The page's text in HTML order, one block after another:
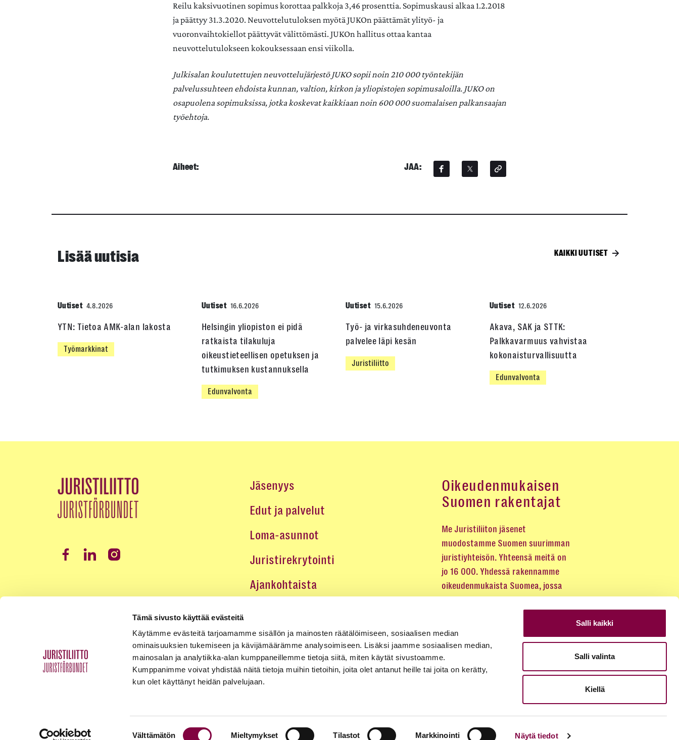
Tämä sivusto käyttää evästeitä
Käytämme evästeitä tarjoamamme sisällön ja mainosten räätälöimiseen, sosiaalisen median
ominaisuuksien tukemiseen ja kävijämäärämme analysoimiseen. Lisäksi jaamme sosiaalisen median,
mainosalan ja analytiikka-alan kumppaneillemme tietoja siitä, miten käytät sivustoamme.
Kumppanimme voivat yhdistää näitä tietoja muihin tietoihin, joita olet antanut heille tai joita on kerätty,
kun olet käyttänyt heidän palvelujaan.
Välttämätön Mieltymykset Tilastot Markkinointi Näytä tiedot
Salli kaikki
Salli valinta
Kiellä
Reilu kaksivuotinen sopimus korottaa palkkoja 3,46 prosenttia. Sopimuskausi alkaa 1.2.2018
ja päättyy 31.3.2020. Neuvottelutuloksen myötä JUKOn päättämät ylityö- ja
vuoronvaihtokiellot päättyvät välittömästi. JUKOn hallitus ottaa kantaa
neuvottelutulokseen kokouksessaan ensi viikolla.
Julkisalan koulutettujen neuvottelujärjestö JUKO sopii noin 210 000 työntekijän
palvelussuhteen ehdoista kunnan, valtion, kirkon ja yliopistojen sopimusaloilla. JUKO on
osapuolena sopimuksissa, jotka koskevat kaikkiaan noin 600 000 suomalaisen palkansaajan
työehtoja.
Aiheet: JAA:
Lisää uutisia KAIKKI UUTISET
Uutiset 4.8.2026
YTN: Tietoa AMK-alan lakosta
Työmarkkinat
Uutiset 16.6.2026
Helsingin yliopiston ei pidä
ratkaista tilakuluja
oikeustieteellisen opetuksen ja
tutkimuksen kustannuksella
Edunvalvonta
Uutiset 15.6.2026
Työ- ja virkasuhdeneuvonta
palvelee läpi kesän
Juristiliitto
Uutiset 12.6.2026
Akava, SAK ja STTK:
Palkkavarmuus vahvistaa
kokonaisturvallisuutta
Edunvalvonta
Jäsenyys
Edut ja palvelut
Loma-asunnot
Juristirekrytointi
Ajankohtaista
Koulutukset ja tapahtumat
Yhteystiedot
Oikeudenmukaisen
Suomen rakentajat
Me Juristiliiton jäsenet
muodostamme Suomen suurimman
juristiyhteisön. Yhteensä meitä on
jo 16 000. Yhdessä rakennamme
oikeudenmukaista Suomea, jossa
Tietosuojaseloste Palaute Yhteystiedot